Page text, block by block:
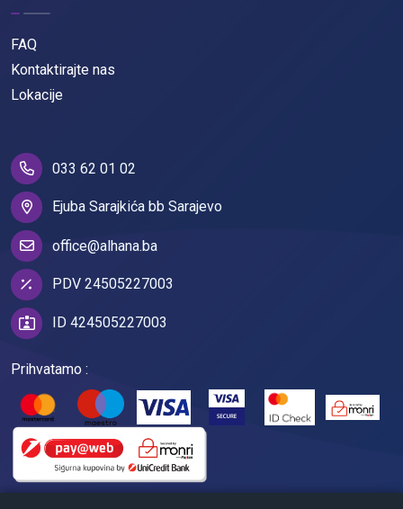
FAQ
Kontaktirajte nas
Lokacije
033 62 01 02
Ejuba Sarajkića bb Sarajevo
office@alhana.ba
PDV 24505227003
ID 424505227003
Prihvatamo :